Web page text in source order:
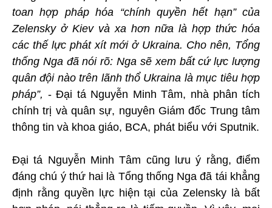
toan hợp pháp hóa “chính quyền hết hạn” của
Zelensky ở Kiev và xa hơn nữa là hợp thức hóa
các thế lực phát xít mới ở Ukraina. Cho nên, Tổng
thống Nga đã nói rõ: Nga sẽ xem bất cứ lực lượng
quân đội nào trên lãnh thổ Ukraina là mục tiêu hợp
pháp”, - Đại tá Nguyễn Minh Tâm, nhà phân tích
chính trị và quân sự, nguyên Giám đốc Trung tâm
thông tin và khoa giáo, BCA, phát biểu với Sputnik.
Đại tá Nguyễn Minh Tâm cũng lưu ý rằng, điểm
đáng chú ý thứ hai là Tổng thống Nga đã tái khẳng
định rằng quyền lực hiện tại của Zelensky là bất